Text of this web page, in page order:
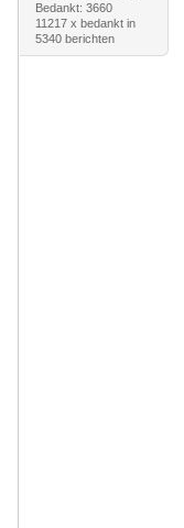
Bedankt: 3660
11217 x bedankt in
5340 berichten